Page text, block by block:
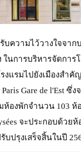
บความไว้วางใจจาก
ในการบริหารจัดกา
งแรมไปยังเมืองสำคั
Gare de l'Est ซึ่
ห้องพักจำนวน 103
จะประกอบด้ว
บปรุงเสร็จสิ้นในปี